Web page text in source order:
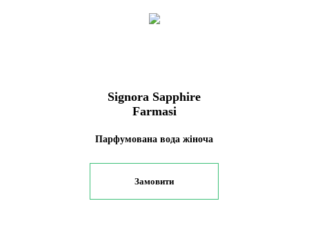
Signora Sapphire
Farmasi
Парфумована вода жіноча
Замовити